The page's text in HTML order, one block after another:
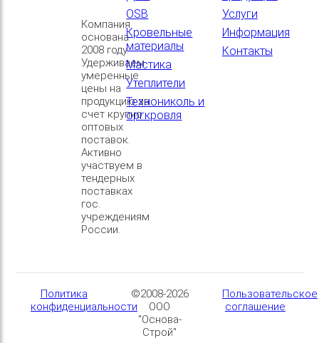
Компания
основана
2008 году.
Удерживаем
умеренные
цены на
продукцию за
счет крупно
оптовых
поставок.
Активно
участвуем в
тендерных
поставках
гос.
учреждениям
России.
OSB
Кровельные
материалы
Мастика
Утеплители
Технониколь и
оргкровля
Услуги
Информация
Контакты
Политика
конфиденциальности
©2008-2026
ООО
"Основа-
Строй"
Пользовательское
соглашение